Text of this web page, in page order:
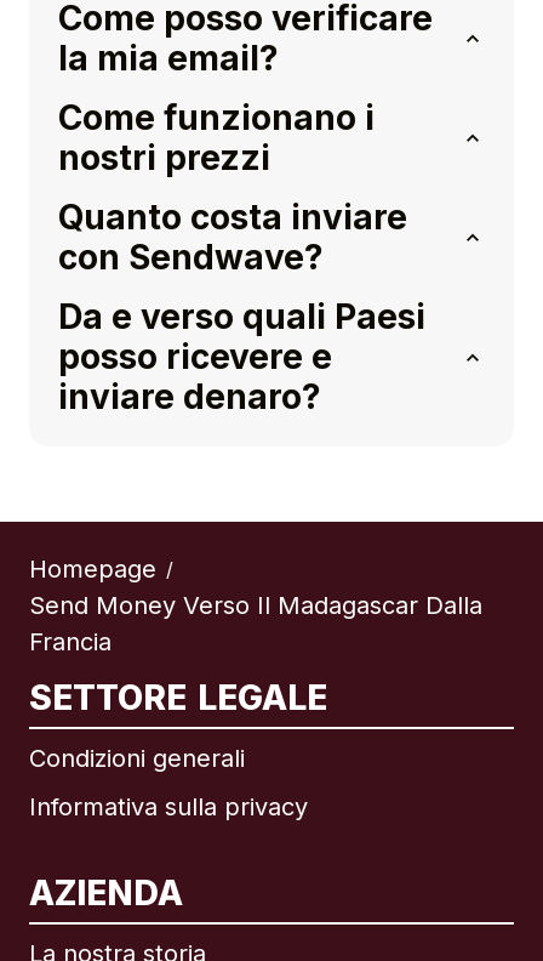
Come posso verificare
la mia email?
Come funzionano i
nostri prezzi
Quanto costa inviare
con Sendwave?
Da e verso quali Paesi
posso ricevere e
inviare denaro?
Homepage /
Send Money Verso Il Madagascar Dalla
Francia
SETTORE LEGALE
Condizioni generali
Informativa sulla privacy
AZIENDA
La nostra storia